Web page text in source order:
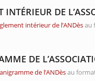
INTÉRIEUR DE
intérieur de l’ANDèsau
DE
de l’ANDèsau